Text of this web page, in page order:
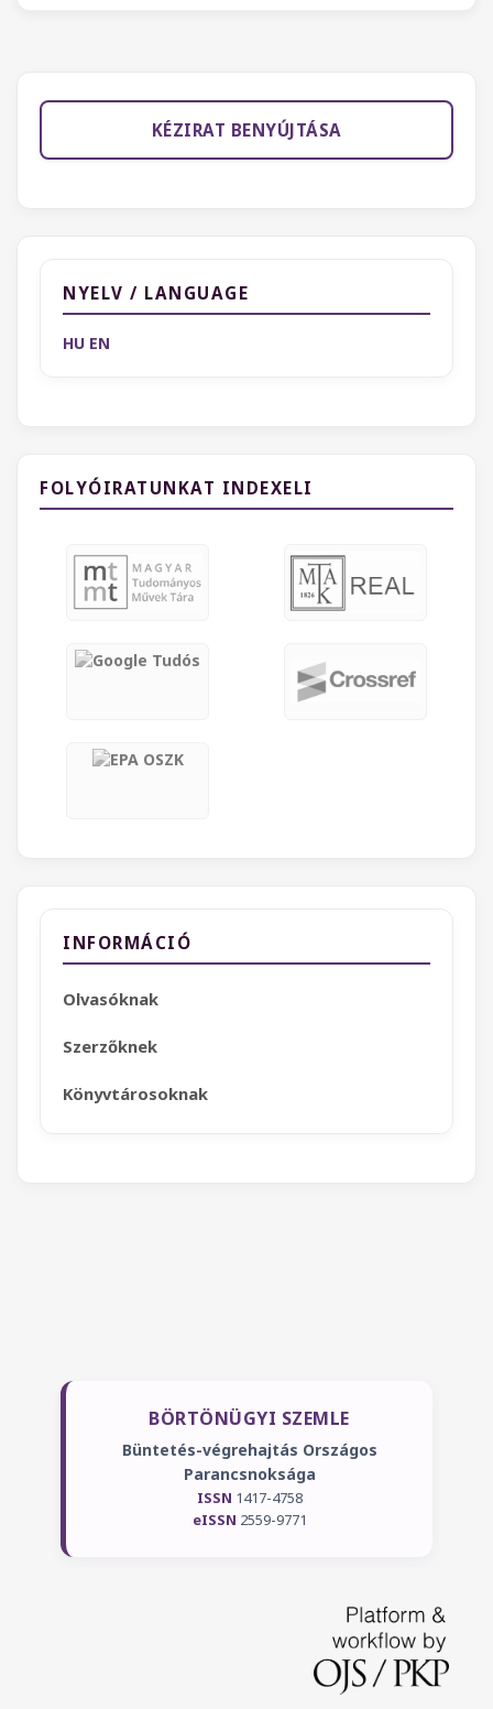
KÉZIRAT BENYÚJTÁSA
NYELV / LANGUAGE
HU EN
FOLYÓIRATUNKAT INDEXELI
INFORMÁCIÓ
Olvasóknak
Szerzőknek
Könyvtárosoknak
BÖRTÖNÜGYI SZEMLE
Büntetés-végrehajtás Országos
Parancsnoksága
ISSN 1417-4758
eISSN 2559-9771